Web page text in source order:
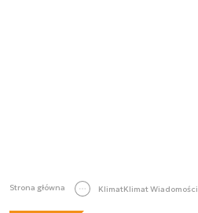
Strona główna KlimatKlimat Wiadomości